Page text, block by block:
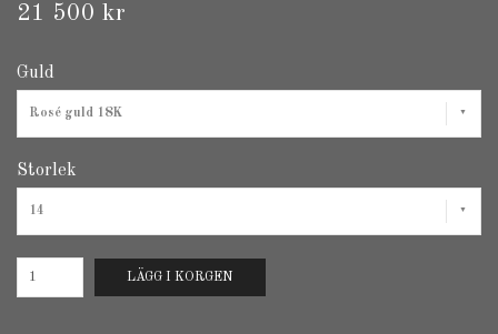
21 500 kr
Guld
Rosé guld 18K
Storlek
14
LÄGG I KORGEN